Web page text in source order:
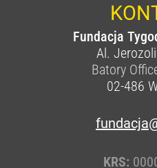
Fundacja
Al.
Batory
02-486
KRS: